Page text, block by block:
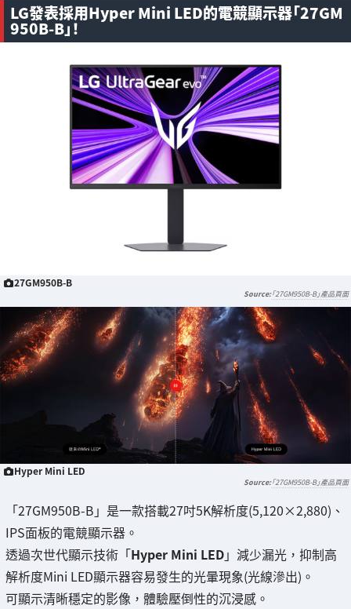
LG發表採用Hyper Mini LED的電競顯示器「27GM
950B-B」！
27GM950B-B
「27GM950B-B」產品頁面
Hyper Mini LED
「27GM950B-B」產品頁面
「27GM950B-B」是一款搭載27吋5K解析度(5,120×2,880)、
IPS面板的電競顯示器。
透過次世代顯示技術「Hyper Mini LED」減少漏光，抑制高
解析度Mini LED顯示器容易發生的光暈現象(光線滲出)。
可顯示清晰穩定的影像，體驗壓倒性的沉浸感。